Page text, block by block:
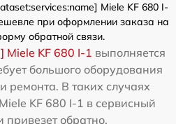
Miele KF 680 I-
при оформлении заказа на
обратной связи.
Miele KF 680 I-1 выполняется
большого оборудования
ремонта. В таких случаях
KF 680 I-1 в сервисный
привезет обратно.